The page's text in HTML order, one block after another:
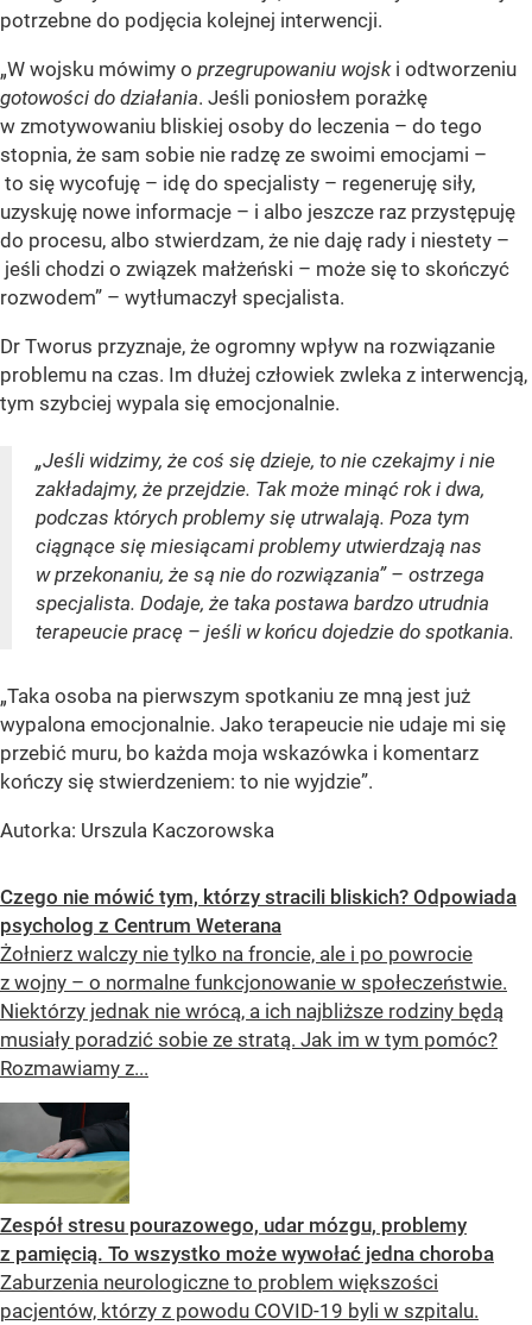
potrzebne do podjęcia kolejnej interwencji.
„W wojsku mówimy o przegrupowaniu wojski odtworzeniu
gotowości do działania. Jeśli poniosłem porażkę
w zmotywowaniu bliskiej osoby do leczenia – do tego
stopnia, że sam sobie nie radzę ze swoimi emocjami –
to się wycofuję – idę do specjalisty – regeneruję siły,
uzyskuję nowe informacje – i albo jeszcze raz przystępuję
do procesu, albo stwierdzam, że nie daję rady i niestety –
jeśli chodzi o związek małżeński – może się to skończyć
rozwodem” – wytłumaczył specjalista.
Dr Tworus przyznaje, że ogromny wpływ na rozwiązanie
problemu na czas. Im dłużej człowiek zwleka z interwencją,
tym szybciej wypala się emocjonalnie.
„Jeśli widzimy, że coś się dzieje, to nie czekajmy i nie
zakładajmy, że przejdzie. Tak może minąć rok i dwa,
podczas których problemy się utrwalają. Poza tym
ciągnące się miesiącami problemy utwierdzają nas
w przekonaniu, że są nie do rozwiązania” – ostrzega
specjalista. Dodaje, że taka postawa bardzo utrudnia
terapeucie pracę – jeśli w końcu dojedzie do spotkania.
„Taka osoba na pierwszym spotkaniu ze mną jest już
wypalona emocjonalnie. Jako terapeucie nie udaje mi się
przebić muru, bo każda moja wskazówka i komentarz
kończy się stwierdzeniem: to nie wyjdzie”.
Autorka: Urszula Kaczorowska
Czego nie mówić tym, którzy stracili bliskich? Odpowiada
psycholog z Centrum Weterana
Żołnierz walczy nie tylko na froncie, ale i po powrocie
z wojny – o normalne funkcjonowanie w społeczeństwie.
Niektórzy jednak nie wrócą, a ich najbliższe rodziny będą
musiały poradzić sobie ze stratą. Jak im w tym pomóc?
Rozmawiamy z...
Zespół stresu pourazowego, udar mózgu, problemy
z pamięcią. To wszystko może wywołać jedna choroba
Zaburzenia neurologiczne to problem większości
pacjentów, którzy z powodu COVID-19 byli w szpitalu.